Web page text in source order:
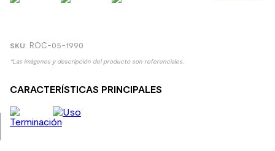
: ROC-05-1990
*Las imágenes y descripción del producto son referenciales.
CARACTERÍSTICAS PRINCIPALES